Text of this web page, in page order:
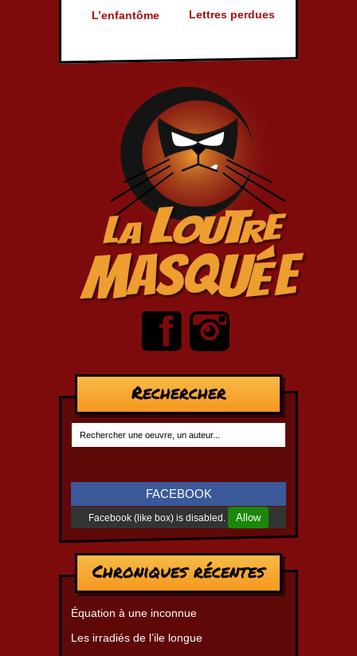
L’enfantôme Lettres perdues
Rechercher
FACEBOOK
Facebook (like box) is disabled. Allow
Chroniques récentes
Équation à une inconnue
Les irradiés de l’ile longue